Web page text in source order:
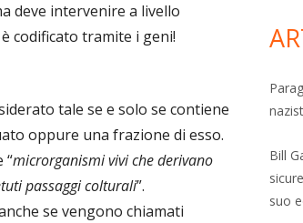
deve intervenire a livello
codificato tramite i geni!
tale se e solo se contiene
oppure una frazione di esso.
“microrganismi vivi che derivano
passaggi colturali”.
se vengono chiamati
Bill
suo